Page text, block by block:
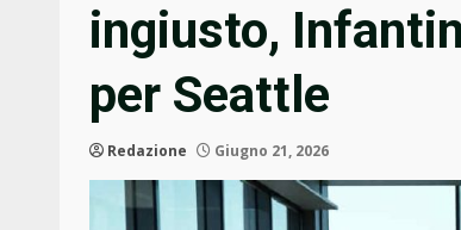
ingiusto,
per Seattle
Redazione Giugno 21, 2026